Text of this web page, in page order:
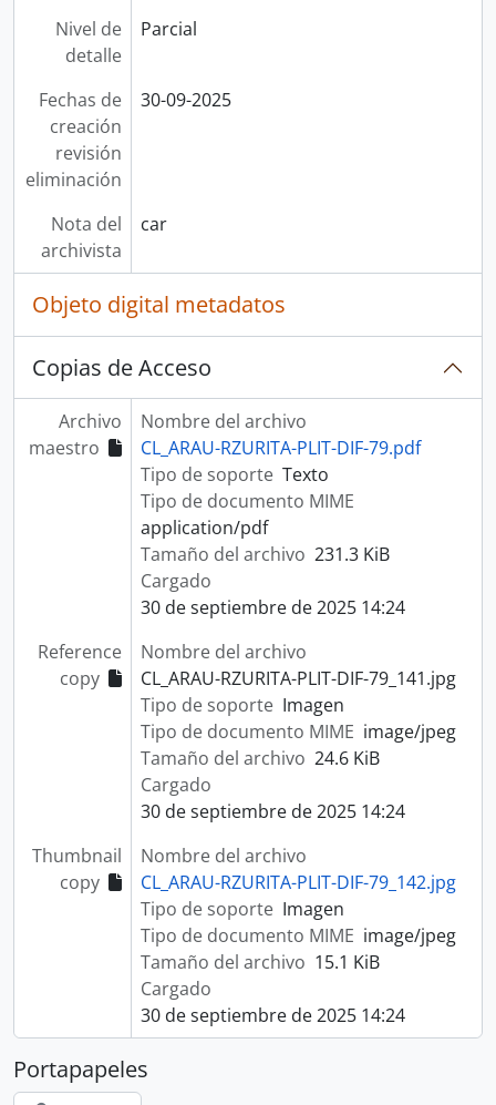
Nivel de
detalle
Parcial
Fechas de
creación
revisión
eliminación
30-09-2025
Nota del
archivista
car
Objeto digital metadatos
Copias de Acceso
Archivo
maestro
Nombre del archivo
CL_ARAU-RZURITA-PLIT-DIF-79.pdf
Tipo de soporte Texto
Tipo de documento MIME
application/pdf
Tamaño del archivo 231.3 KiB
Cargado
30 de septiembre de 2025 14:24
Reference
copy
Nombre del archivo
CL_ARAU-RZURITA-PLIT-DIF-79_141.jpg
Tipo de soporte Imagen
Tipo de documento MIME image/jpeg
Tamaño del archivo 24.6 KiB
Cargado
30 de septiembre de 2025 14:24
Thumbnail
copy
Nombre del archivo
CL_ARAU-RZURITA-PLIT-DIF-79_142.jpg
Tipo de soporte Imagen
Tipo de documento MIME image/jpeg
Tamaño del archivo 15.1 KiB
Cargado
30 de septiembre de 2025 14:24
Portapapeles